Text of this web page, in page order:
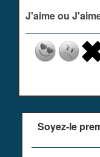
J'aime ou
Soyez-le